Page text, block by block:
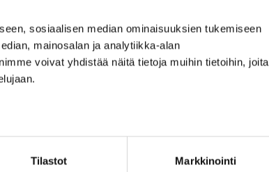
sosiaalisen median ominaisuuksien tukemiseen
mainosalan ja analytiikka-alan
voivat yhdistää näitä tietoja muihin tietoihin, joita
Tilastot Markkinointi